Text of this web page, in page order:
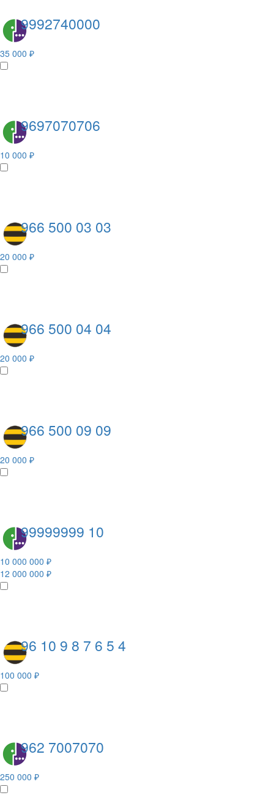
9992740000
35 000 ₽
9697070706
10 000 ₽
966 500 03 03
20 000 ₽
966 500 04 04
20 000 ₽
966 500 09 09
20 000 ₽
99999999 10
10 000 000 ₽
12 000 000 ₽
96 10 9 8 7 6 5 4
100 000 ₽
962 7007070
250 000 ₽